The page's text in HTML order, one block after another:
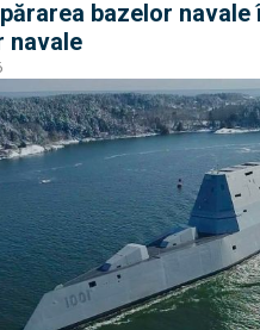
bazelor navale
navale